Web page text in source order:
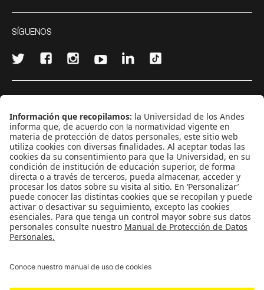
SÍGUENOS
CONTÁCTANOS
cerosetenta@uniandes.edu.co
BOGOTÁ, COLOMBIA
NEWSLETTER